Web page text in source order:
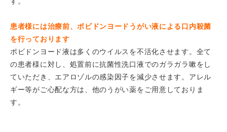
患者様には治療前、ポビドンヨードうがい液による口内殺菌
を行っております
ポビドンヨード液は多くのウイルスを不活化させます。全て
の患者様に対し、処置前に抗菌性洗口液でのガラガラ嗽をし
ていただき、エアロゾルの感染因子を減少させます。アレル
ギー等がご心配な方は、他のうがい薬をご用意しておりま
す。